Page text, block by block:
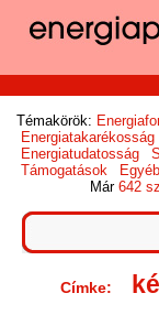
Témakörök:
Energiatakarékosság
Energiatudatosság
Támogatások
Egyéb
Már642
Címke: